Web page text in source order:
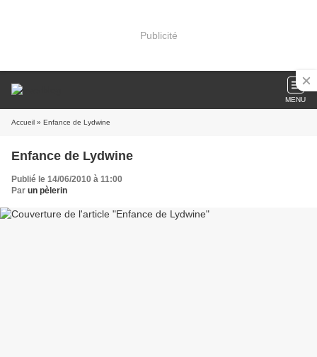
Publicité
MENU
Accueil » Enfance de Lydwine
Enfance de Lydwine
Publié le 14/06/2010 à 11:00
Par un pèlerin